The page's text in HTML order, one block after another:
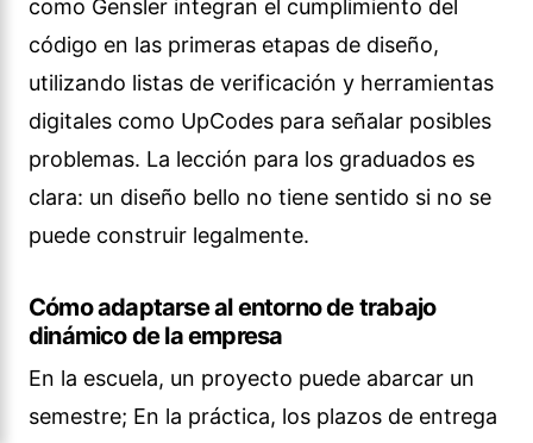
como Gensler integran el cumplimiento del
código en las primeras etapas de diseño,
utilizando listas de verificación y herramientas
digitales como UpCodes para señalar posibles
problemas. La lección para los graduados es
clara: un diseño bello no tiene sentido si no se
puede construir legalmente.
Cómo adaptarse al entorno de trabajo
dinámico de la empresa
En la escuela, un proyecto puede abarcar un
semestre; En la práctica, los plazos de entrega